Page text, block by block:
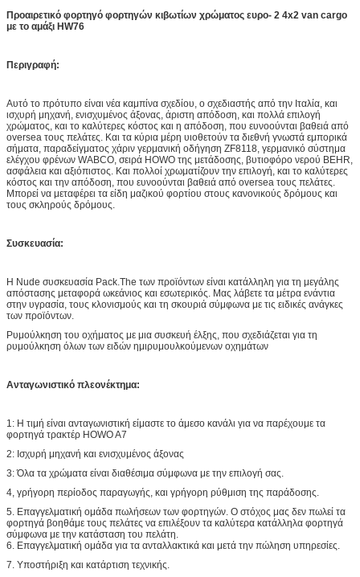
Προαιρετικό φορτηγό φορτηγών κιβωτίων χρώματος ευρο- 2 4x2 van cargo
με το αμάξι HW76
Περιγραφή:
Αυτό το πρότυπο είναι νέα καμπίνα σχεδίου, ο σχεδιαστής από την Ιταλία, και
ισχυρή μηχανή, ενισχυμένος άξονας, άριστη απόδοση, και πολλά επιλογή
χρώματος, και το καλύτερες κόστος και η απόδοση, που ευνοούνται βαθειά από
oversea τους πελάτες. Και τα κύρια μέρη υιοθετούν τα διεθνή γνωστά εμπορικά
σήματα, παραδείγματος χάριν γερμανική οδήγηση ZF8118, γερμανικό σύστημα
ελέγχου φρένων WABCO, σειρά HOWO της μετάδοσης, βυτιοφόρο νερού BEHR,
ασφάλεια και αξιόπιστος. Και πολλοί χρωματίζουν την επιλογή, και το καλύτερες
κόστος και την απόδοση, που ευνοούνται βαθειά από oversea τους πελάτες.
Μπορεί να μεταφέρει τα είδη μαζικού φορτίου στους κανονικούς δρόμους και
τους σκληρούς δρόμους.
Συσκευασία:
Η Nude συσκευασία Pack.The των προϊόντων είναι κατάλληλη για τη μεγάλης
απόστασης μεταφορά ωκεάνιος και εσωτερικός. Μας λάβετε τα μέτρα ενάντια
στην υγρασία, τους κλονισμούς και τη σκουριά σύμφωνα με τις ειδικές ανάγκες
των προϊόντων.
Ρυμούλκηση του οχήματος με μια συσκευή έλξης, που σχεδιάζεται για τη
ρυμούλκηση όλων των ειδών ημιρυμουλκούμενων οχημάτων
Ανταγωνιστικό πλεονέκτημα:
1: Η τιμή είναι ανταγωνιστική είμαστε το άμεσο κανάλι για να παρέχουμε τα
φορτηγά τρακτέρ HOWO A7
2: Ισχυρή μηχανή και ενισχυμένος άξονας
3: Όλα τα χρώματα είναι διαθέσιμα σύμφωνα με την επιλογή σας.
4, γρήγορη περίοδος παραγωγής, και γρήγορη ρύθμιση της παράδοσης.
5. Επαγγελματική ομάδα πωλήσεων των φορτηγών. Ο στόχος μας δεν πωλεί τα
φορτηγά βοηθάμε τους πελάτες να επιλέξουν τα καλύτερα κατάλληλα φορτηγά
σύμφωνα με την κατάσταση του πελάτη.
6. Επαγγελματική ομάδα για τα ανταλλακτικά και μετά την πώληση υπηρεσίες.
7. Υποστήριξη και κατάρτιση τεχνικής.